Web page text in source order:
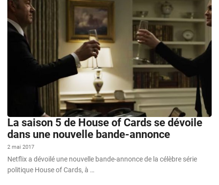
La saison 5 de House of Cards se dévoile
dans une nouvelle bande-annonce
2 mai 2017
Netflix a dévoilé une nouvelle bande-annonce de la célèbre série
politique House of Cards, à …